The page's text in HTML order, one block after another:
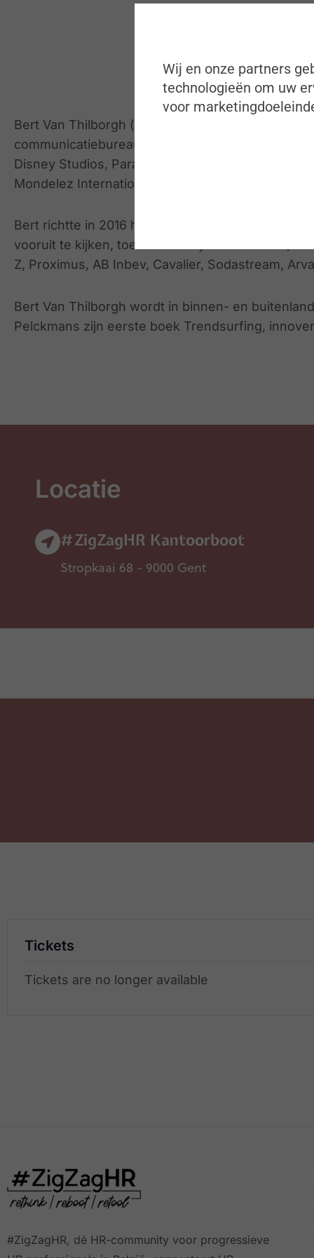
Bert Van Thilborgh (°1967) studeerde
communicatiebureaus in België en Nederland.
Disney Studios, Paramount, Hasbro, Playmobil,
Mondelez International, enz..
Bert richtte in 2016 het trendwatching en
vooruit te kijken, toekomstanalyses te maken,
Z, Proximus, AB Inbev, Cavalier, Sodastream,
Bert Van Thilborgh wordt in binnen- en
Pelckmans zijn eerste boek Trendsurfing,
Locatie
#ZigZagHR Kantoorboot
Stropkaai 68 - 9000 Gent
Tickets
Tickets are no longer available
#ZigZagHR, dé HR-community voor progressieve
Wij en onze partners
technologieën om uw
voor